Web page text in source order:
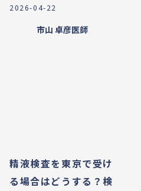
2026-04-22
市山 卓彦医師
精液検査を東京で受け
る場合はどうする？検